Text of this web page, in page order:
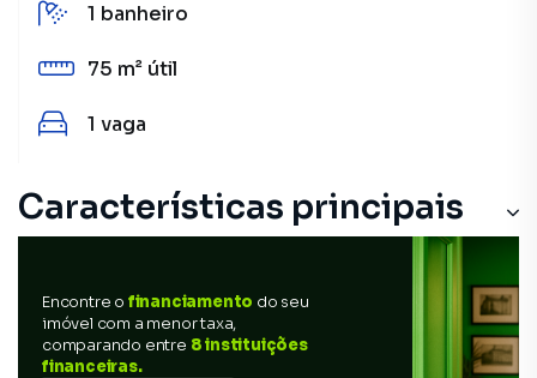
1 banheiro
75 m² útil
1 vaga
Características principais
Armário Suíte
Piscina
Encontre o financiamento do seu
imóvel com a menor taxa,
comparando entre 8 instituições
financeiras.